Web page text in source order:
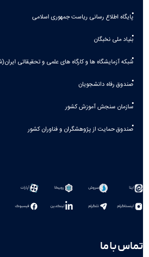
پایگاه اطلاع رسانی ریاست جمهوری اسلامی
بنیاد ملی نخبگان
شبکه آزمایشگاه ها و کارگاه های علمی و تحقیقاتی
صندوق رفاه دانشجویان
سازمان سنجش آموزش کشور
صندوق حمایت از پژوهشگران و فناوران کشور
ایتا سروش روبیکا آپارات
اینستاگرام تلگرام لینکدین فیسبوک
تماس با ما